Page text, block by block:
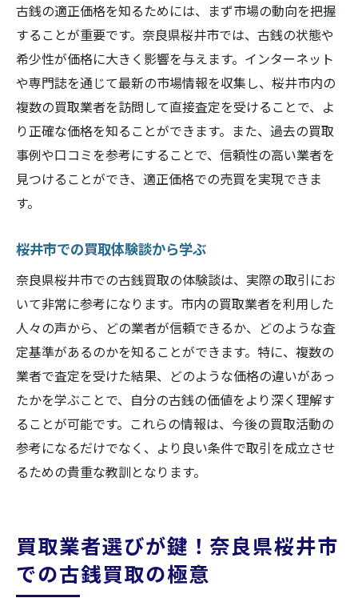
終チェックポイント
買取前に確認すべき重要なポイント
買取が成立するまでの流れを把握する
買取後のアフターケアとその必要性
桜井市での古銭買取を総括するチェックリ
スト
古銭買取のプロに聞いた成功の秘訣
古銭の適正価格を知るためには、まず市場の動向を把握
することが重要です。奈良県桜井市では、古銭の状態や
希少性が価格に大きく影響を与えます。インターネット
や専門誌を通じて最新の市場情報を収集し、桜井市内の
複数の買取業者を訪問して直接査定を受けることで、よ
り正確な価格を知ることができます。また、過去の買取
事例や口コミを参考にすることで、信頼性の高い業者を
見つけることができ、適正価格での売買を実現できま
す。
桜井市での買取体験談から学ぶ
奈良県桜井市での古銭買取の体験談は、実際の取引にお
いて非常に参考になります。市内の買取業者を利用した
人々の声から、どの業者が信頼できるか、どのような査
定基準があるのかを知ることができます。特に、複数の
業者で査定を受けた結果、どのような価格の違いがあっ
たかを学ぶことで、自分の古銭の価値をより深く理解す
ることが可能です。これらの情報は、今後の買取活動の
参考になるだけでなく、より良い条件で取引を成立させ
るための貴重な教訓となります。
買取業者選びが鍵！奈良県桜井市
での古銭買取の極意